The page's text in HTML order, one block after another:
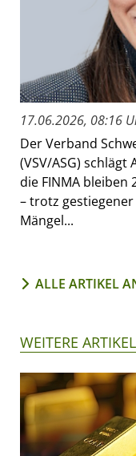
17.06.2026, 08:16
Der Verband
(VSV/ASG)
die FINMA
– trotz
Mängel...
ALLE ARTIKEL
WEITERE